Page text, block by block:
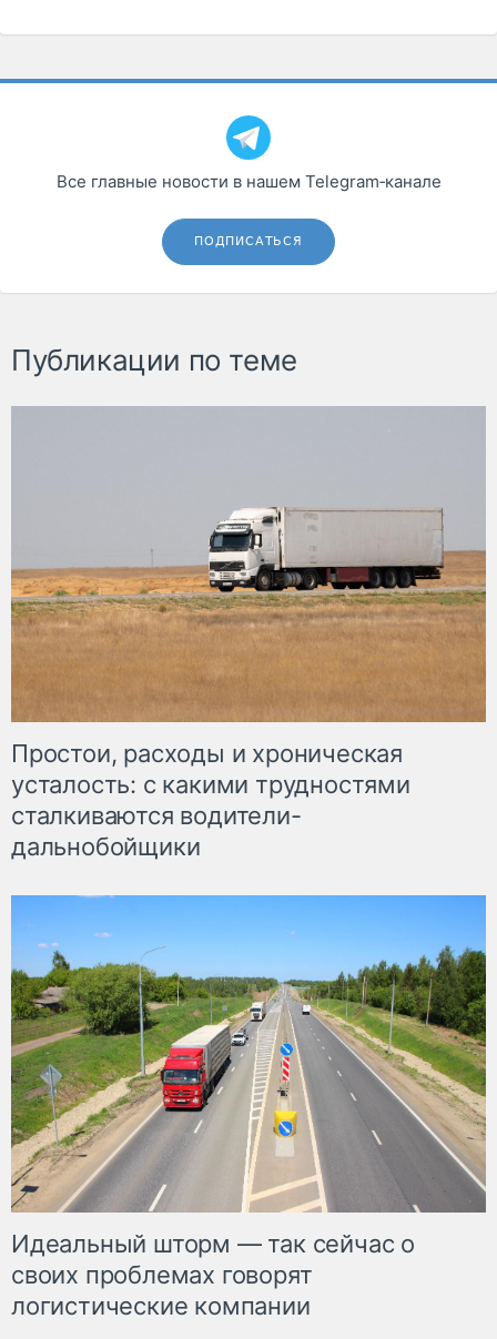
Все главные новости в нашем Telegram‑канале
ПОДПИСАТЬСЯ
Публикации по теме
Простои, расходы и хроническая
усталость: с какими трудностями
сталкиваются водители-
дальнобойщики
Идеальный шторм — так сейчас о
своих проблемах говорят
логистические компании